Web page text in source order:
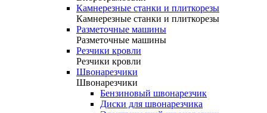
Камнерезные станки и плиткорезы
Камнерезные станки и плиткорезы
Разметочные машины
Разметочные машины
Резчики кровли
Резчики кровли
Швонарезчики
Швонарезчики
Бензиновый швонарезчик
Диски для швонарезчика